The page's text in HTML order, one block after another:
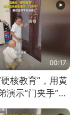
00:17
核教育”，用黄
演示“门夹手”，
然言传不如身